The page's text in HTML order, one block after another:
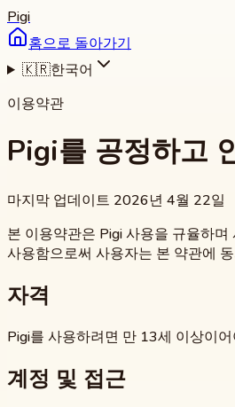
Pigi
홈으로 돌아가기
🇰🇷한국어
이용약관
Pigi를 공정하고
마지막 업데이트 2026년 4월 22일
본 이용약관은 Pigi 사용을 규율하
사용함으로써 사용자는 본 약관에
자격
Pigi를 사용하려면 만 13세 이상이
계정 및 접근